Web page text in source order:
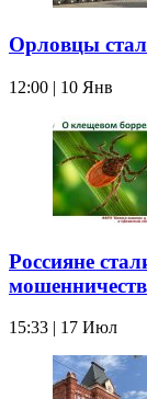
Орловцы
12:00 | 10 Янв
Россияне
15:33 | 17 Июл